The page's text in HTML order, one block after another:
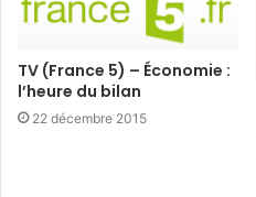
TV (France 5) – Économie :
l’heure du bilan
22 décembre 2015